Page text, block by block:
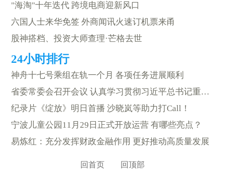
"海淘"十年迭代 跨境电商迎新风口
六国人士来华免签 外商闻讯火速订机票来甬
股神搭档、投资大师查理·芒格去世
神舟十七号乘组在轨一个月 各项任务进展顺利
省委常委会召开会议 认真学习贯彻习近平总书记重要讲话精神 部署“指尖上的形式主义”整治和世界一流强港建设相关工作
纪录片《绽放》明日首播 沙晓岚等助力打Call！
宁波儿童公园11月29日正式开放运营 有哪些亮点？
易炼红：充分发挥财政金融作用 更好推动高质量发展
回首页 回顶部